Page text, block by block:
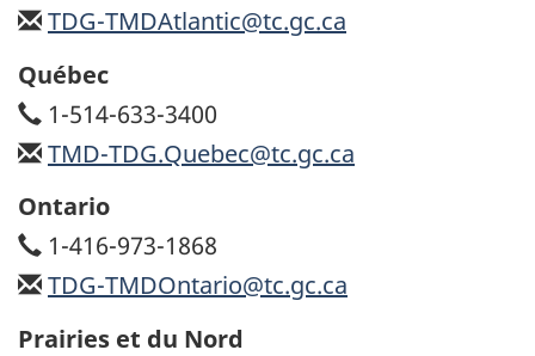
TDG-TMDAtlantic@tc.gc.ca
Québec
1-514-633-3400
TMD-TDG.Quebec@tc.gc.ca
Ontario
1-416-973-1868
TDG-TMDOntario@tc.gc.ca
Prairies et du Nord